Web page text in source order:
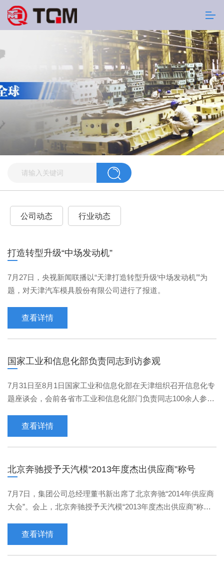
公司动态 行业动态
打造转型升级“中场发动机”
7月27日，央视新闻联播以“天津打造转型升级‘中场发动机’”为
题，对天津汽车模具股份有限公司进行了报道。
查看详情
国家工业和信息化部负责同志到访参观
7月31日至8月1日国家工业和信息化部在天津组织召开信息化专
题座谈会，会前各省市工业和信息化部门负责同志100余人参观
查看详情
北京奔驰授予天汽模“2013年度杰出供应商”称号
7月7日，集团公司总经理董书新出席了北京奔驰“2014年供应商
大会”。会上，北京奔驰授予天汽模“2013年度杰出供应商”称
查看详情